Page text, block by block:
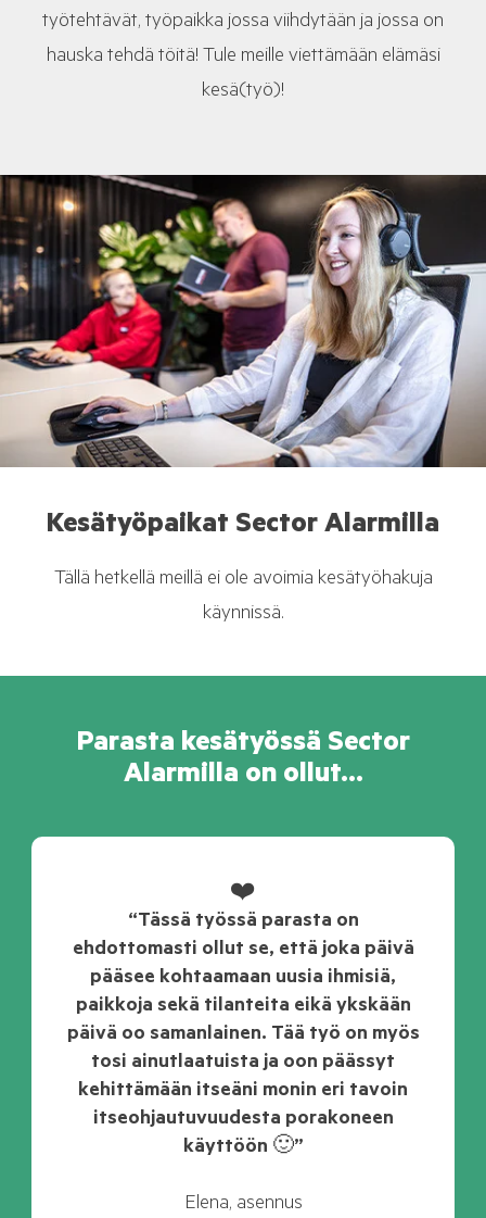
työtehtävät, työpaikka jossa viihdytään ja jossa on
hauska tehdä töitä! Tule meille viettämään elämäsi
kesä(työ)!
Kesätyöpaikat Sector Alarmilla
Tällä hetkellä meillä ei ole avoimia kesätyöhakuja
käynnissä.
Parasta kesätyössä Sector
Alarmilla on ollut...
❤️
“Tässä työssä parasta on
ehdottomasti ollut se, että joka päivä
pääsee kohtaamaan uusia ihmisiä,
paikkoja sekä tilanteita eikä ykskään
päivä oo samanlainen. Tää työ on myös
tosi ainutlaatuista ja oon päässyt
kehittämään itseäni monin eri tavoin
itseohjautuvuudesta porakoneen
käyttöön 🙂”⁠
Elena, asennus⁠